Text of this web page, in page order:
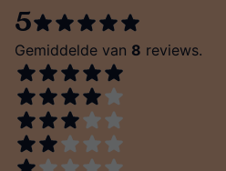
5
Gemiddelde van 8 reviews.